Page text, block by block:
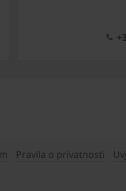
Pravila o privatnosti